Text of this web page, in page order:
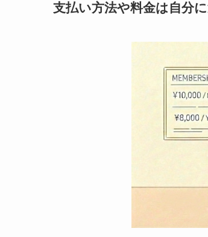
支払い方法や料金は自分